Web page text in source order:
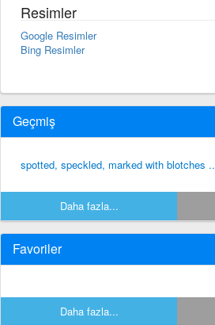
Resimler
Google Resimler
Bing Resimler
Geçmiş
spotted, speckled, marked with blotches ..
Daha fazla...
Favoriler
Daha fazla...